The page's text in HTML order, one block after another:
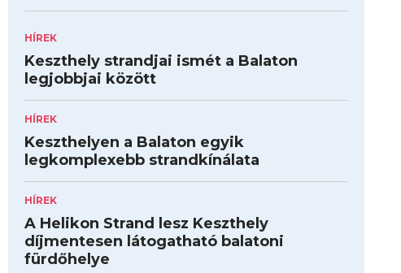
HÍREK
Keszthely strandjai ismét a Balaton
legjobbjai között
HÍREK
Keszthelyen a Balaton egyik
legkomplexebb strandkínálata
HÍREK
A Helikon Strand lesz Keszthely
díjmentesen látogatható balatoni
fürdőhelye